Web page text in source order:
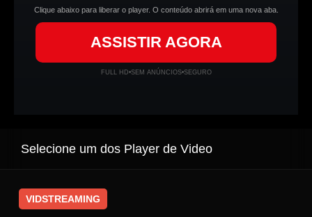
Clique abaixo para liberar o player. O conteúdo abrirá em uma nova aba.
ASSISTIR AGORA
FULL HD•SEM ANÚNCIOS•SEGURO
Selecione um dos Player de Video
VIDSTREAMING